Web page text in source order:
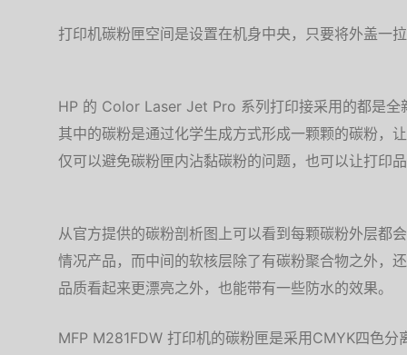
打印机碳粉匣空间是设置在机身中央，只要将外盖一
HP 的 Color Laser Jet Pro 系列打印接采用的都是全
其中的碳粉是通过化学生成方式形成一颗颗的碳粉，
仅可以避免碳粉匣内沾黏碳粉的问题，也可以让打印
从官方提供的碳粉剖析图上可以看到每颗碳粉外层都
情况产品，而中间的软核层除了有碳粉聚合物之外，
品质看起来更漂亮之外，也能带有一些防水的效果。
MFP M281FDW 打印机的碳粉匣是采用CMYK四色